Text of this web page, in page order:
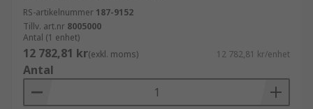
RS-artikelnummer 187-9152
Tillv. art.nr 8005000
Antal (1 enhet)
12 782,81 kr(exkl. moms) 12 782,81 kr/enhet
Antal